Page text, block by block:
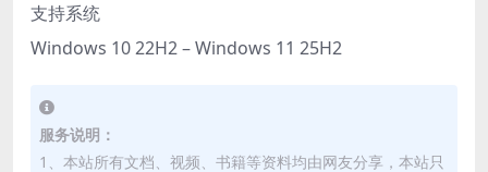
支持系统
Windows 10 22H2 – Windows 11 25H2
服务说明：
1、本站所有文档、视频、书籍等资料均由网友分享，本站只